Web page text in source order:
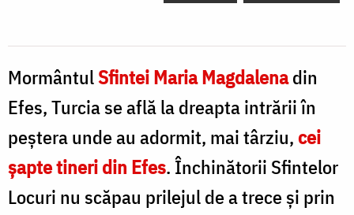
MormântulSfintei Maria Magdalenadin
Efes, Turcia se află la dreapta intrării în
peștera unde au adormit, mai târziu,cei
șapte tineri din Efes. Închinătorii Sfintelor
Locuri nu scăpau prilejul de a trece și prin